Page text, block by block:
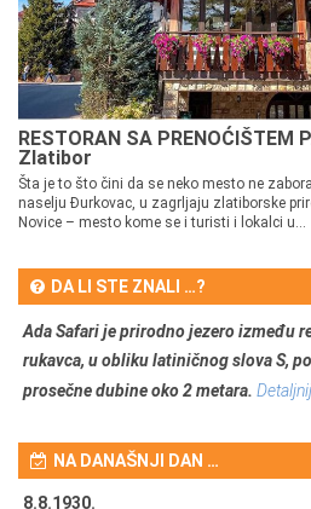
RESTORAN SA PRENOĆIŠTEM
Zlatibor
Šta je to što čini da se neko mesto ne
naselju Đurkovac, u zagrljaju zlatiborske
Novice – mesto kome se i turisti i lokalci u...
DA LI STE ZNALI …?
Ada Safari je prirodno jezero između
rukavca, u obliku latiničnog slova S,
prosečne dubine oko 2 metara.
NA DANAŠNJI DAN …
8.8.1930.